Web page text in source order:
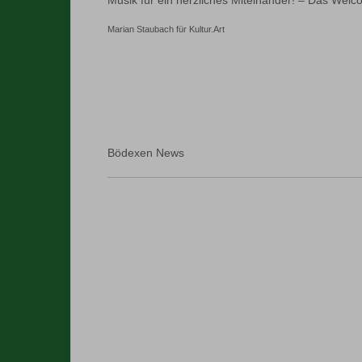
Marian Staubach für Kultur.Art
Bödexen News